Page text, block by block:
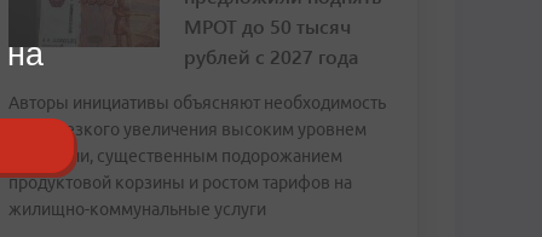
МРОТ до 50 тысяч
рублей с 2027 года
Авторы инициативы объясняют необходимость
столь резкого увеличения высоким уровнем
инфляции, существенным подорожанием
продуктовой корзины и ростом тарифов на
жилищно-коммунальные услуги